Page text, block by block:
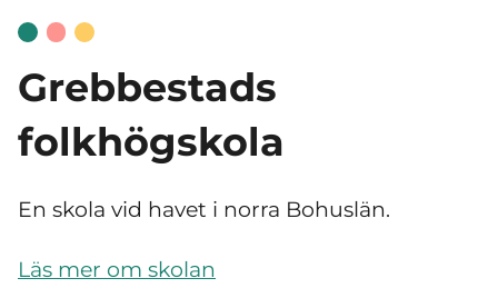
Grebbestads
folkhögskola
En skola vid havet i norra Bohuslän.
Läs mer om skolan